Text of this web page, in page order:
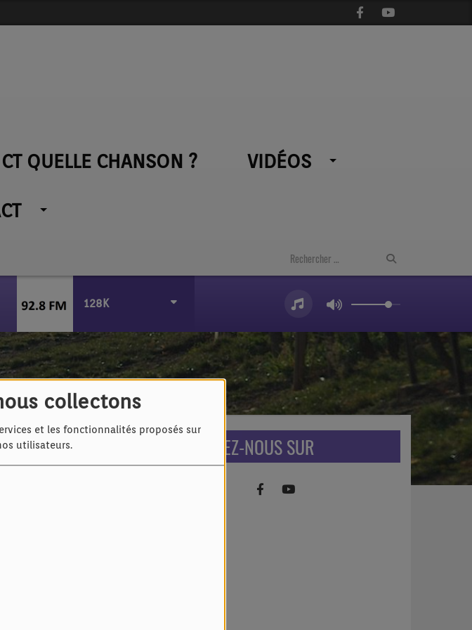
collectons
et les fonctionnalités proposés sur
utilisateurs.
CT QUELLE CHANSON ? VIDÉOS
128K
RETROUVEZ-NOUS SUR